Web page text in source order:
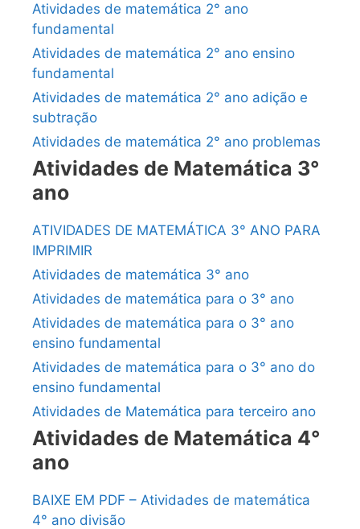
Atividades de matemática 2° ano
fundamental
Atividades de matemática 2° ano ensino
fundamental
Atividades de matemática 2° ano adição e
subtração
Atividades de matemática 2° ano problemas
Atividades de Matemática 3°
ano
ATIVIDADES DE MATEMÁTICA 3° ANO PARA
IMPRIMIR
Atividades de matemática 3° ano
Atividades de matemática para o 3° ano
Atividades de matemática para o 3° ano
ensino fundamental
Atividades de matemática para o 3° ano do
ensino fundamental
Atividades de Matemática para terceiro ano
Atividades de Matemática 4°
ano
BAIXE EM PDF – Atividades de matemática
4° ano divisão